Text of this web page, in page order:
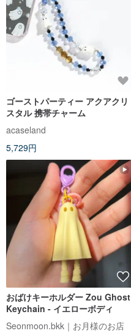
ゴーストパーティー アクアクリ
スタル 携帯チャーム
acaseland
5,729円
おばけキーホルダー Zou Ghost
Keychain - イエローボディ
Seonmoon.bkk｜お月様のお店